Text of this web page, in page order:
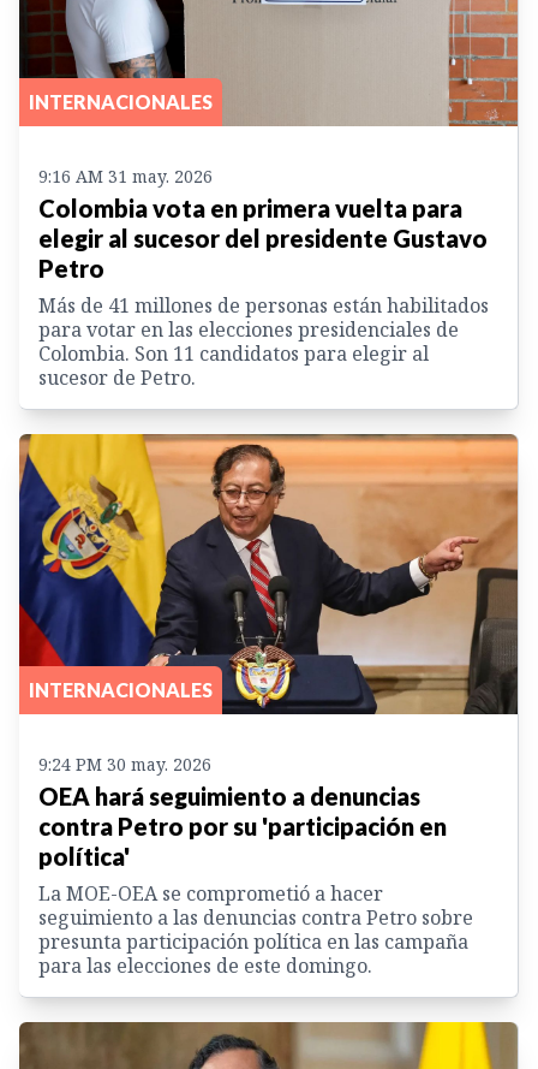
INTERNACIONALES
9:16 AM 31 may. 2026
Colombia vota en primera vuelta para
elegir al sucesor del presidente Gustavo
Petro
Más de 41 millones de personas están habilitados
para votar en las elecciones presidenciales de
Colombia. Son 11 candidatos para elegir al
sucesor de Petro.
INTERNACIONALES
9:24 PM 30 may. 2026
OEA hará seguimiento a denuncias
contra Petro por su 'participación en
política'
La MOE-OEA se comprometió a hacer
seguimiento a las denuncias contra Petro sobre
presunta participación política en las campaña
para las elecciones de este domingo.